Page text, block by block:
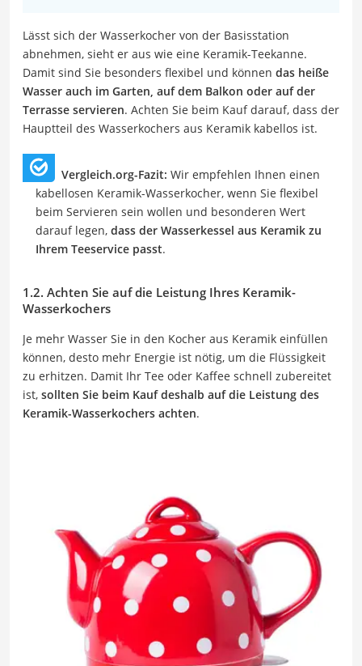
Lässt sich der Wasserkocher von der Basisstation
abnehmen, sieht er aus wie eine Keramik-Teekanne.
Damit sind Sie besonders flexibel und können das heiße
Wasser auch im Garten, auf dem Balkon oder auf der
Terrasse servieren. Achten Sie beim Kauf darauf, dass der
Hauptteil des Wasserkochers aus Keramik kabellos ist.
Vergleich.org-Fazit: Wir empfehlen Ihnen einen
kabellosen Keramik-Wasserkocher, wenn Sie flexibel
beim Servieren sein wollen und besonderen Wert
darauf legen, dass der Wasserkessel aus Keramik zu
Ihrem Teeservice passt.
1.2. Achten Sie auf die Leistung Ihres Keramik-
Wasserkochers
Je mehr Wasser Sie in den Kocher aus Keramik einfüllen
können, desto mehr Energie ist nötig, um die Flüssigkeit
zu erhitzen. Damit Ihr Tee oder Kaffee schnell zubereitet
ist, sollten Sie beim Kauf deshalb auf die Leistung des
Keramik-Wasserkochers achten.